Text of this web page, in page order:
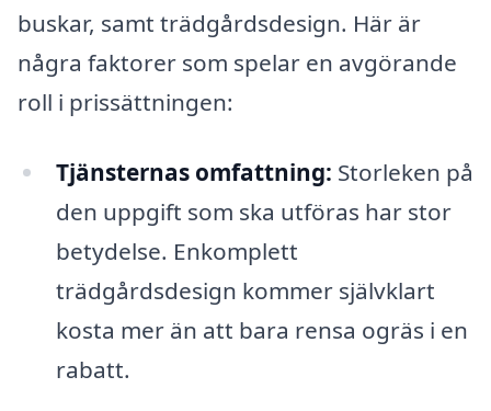
buskar, samt trädgårdsdesign. Här är
några faktorer som spelar en avgörande
roll i prissättningen:
Tjänsternas omfattning: Storleken på
den uppgift som ska utföras har stor
betydelse. Enkomplett
trädgårdsdesign kommer självklart
kosta mer än att bara rensa ogräs i en
rabatt.